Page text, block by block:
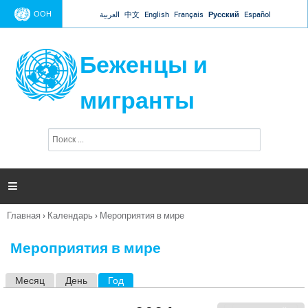
Jump to navigation
ООН العربية 中文 English Français Русский Español
Беженцы и
мигранты
п
и

Вы
Главная › Календарь › Мероприятия в мире
Мероприятия в мире
Месяц День Год